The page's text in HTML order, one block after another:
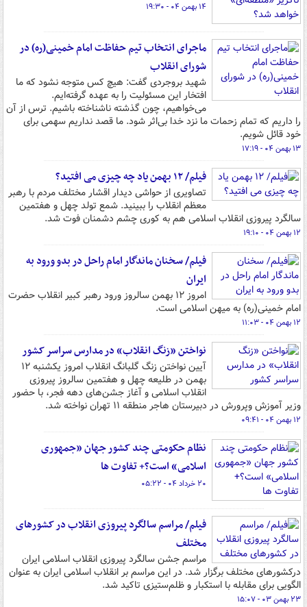
۱۴ بهمن ۰۴ - ۱۹:۳۰
ماجرای انتخاب تیم حفاظت امام خمینی(ره) در
شورای انقلاب
شهید بروجردی گفت: هیچ کس متوجه نشود که ما
افتخار این مسئولیت را به عهده گرفته‌ایم.
می‌خواهیم، چون گذشته ناشناخته باشیم. ترس از آن
را داریم که تمام زحمات ما نزد خدا بی‌اثر شود. ما قصد نداریم سهمی برای
خود قائل شویم.
۱۳ بهمن ۰۴ - ۱۷:۱۹
فیلم/ ۱۲ بهمن یاد چه چیزی می افتید؟
تصاویری از حواشی دیدار اقشار مختلف مردم با رهبر
معظم انقلاب را ببینید. شمع تولد چهل و هفتمین
سالگرد پیروزی انقلاب اسلامی هم به کوری چشم دشمنان فوت شد.
۱۲ بهمن ۰۴ - ۱۹:۱۰
فیلم/ سخنان ماندگار امام راحل در بدو ورود به
ایران
امروز ۱۲ بهمن سالروز ورود رهبر کبیر انقلاب حضرت
امام خمینی(ره) به میهن اسلامی است.
۱۲ بهمن ۰۴ - ۱۱:۰۳
نواختن «زنگ انقلاب» در مدارس سراسر کشور
آیین نواختن زنگ گلبانگ انقلاب امروز یکشنبه ۱۲
بهمن در طلیعه چهل‌ و هفتمین سالروز پیروزی
انقلاب اسلامی و آغاز جشن‌های دهه فجر، با حضور
وزیر آموزش وپرورش در دبیرستان هاجر منطقه ۱۱ تهران نواخته شد.
۱۲ بهمن ۰۴ - ۰۹:۴۱
نظام حکومتی چند کشور جهان «جمهوری
اسلامی» است؟+ تفاوت ها
۲۰ خرداد ۰۴ - ۰۵:۲۲
فیلم/ مراسم سالگرد پیروزی انقلاب در کشورهای
مختلف
مراسم جشن سالگرد پیروزی انقلاب اسلامی ایران
درکشورهای مختلف برگزار شد. در این مراسم بر انقلاب اسلامی ایران به عنوان
الگویی برای مقابله با استکبار و ظلم‌ستیزی تاکید شد.
۲۳ بهمن ۰۳ - ۱۵:۰۷